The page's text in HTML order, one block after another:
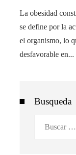
La obesidad
se define por la
el organismo, lo
desfavorable en...
Busqueda